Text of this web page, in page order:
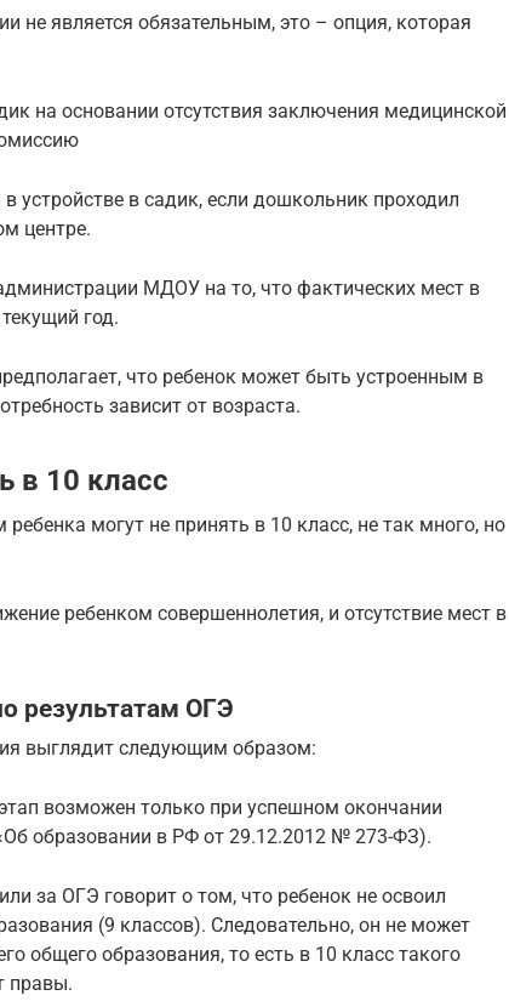
не является обязательным, это – опция, которая
на основании отсутствия заключения медицинской
в садик, если дошкольник проходил
центре.
МДОУ на то, что фактических мест в
год.
что ребенок может быть устроенным в
зависит от возраста.
в 10 класс
могут не принять в 10 класс, не так много, но
ребенком совершеннолетия, и отсутствие мест в
результатам ОГЭ
выглядит следующим образом:
возможен только при успешном окончании
образовании в РФ от 29.12.2012 № 273-ФЗ).
за ОГЭ говорит о том, что ребенок не освоил
(9 классов). Следовательно, он не может
общего образования, то есть в 10 класс такого
правы.